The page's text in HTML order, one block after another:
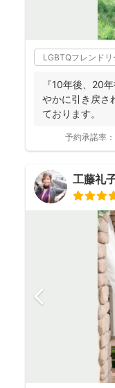
LGBTQフレンドリ
『10年後、20
やかに引き戻さ
ております。
予約承諾率：
工藤礼